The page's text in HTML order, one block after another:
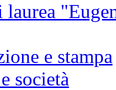
laurea
e stampa
società